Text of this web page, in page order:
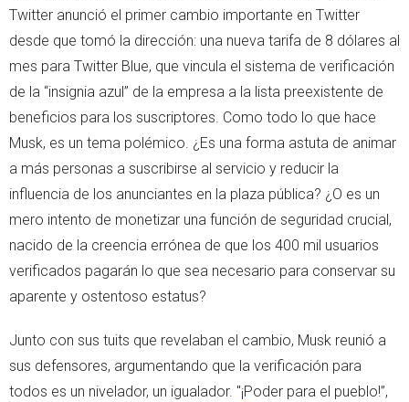
Twitter anunció el primer cambio importante en Twitter
desde que tomó la dirección: una nueva tarifa de 8 dólares al
mes para Twitter Blue, que vincula el sistema de verificación
de la “insignia azul” de la empresa a la lista preexistente de
beneficios para los suscriptores. Como todo lo que hace
Musk, es un tema polémico. ¿Es una forma astuta de animar
a más personas a suscribirse al servicio y reducir la
influencia de los anunciantes en la plaza pública? ¿O es un
mero intento de monetizar una función de seguridad crucial,
nacido de la creencia errónea de que los 400 mil usuarios
verificados pagarán lo que sea necesario para conservar su
aparente y ostentoso estatus?
Junto con sus tuits que revelaban el cambio, Musk reunió a
sus defensores, argumentando que la verificación para
todos es un nivelador, un igualador. "¡Poder para el pueblo!”,